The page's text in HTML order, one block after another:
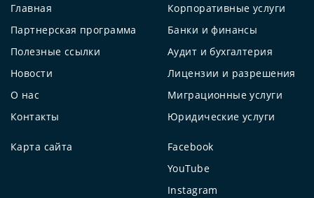
Главная
Партнерская программа
Полезные ссылки
Новости
О нас
Контакты
Корпоративные услуги
Банки и финансы
Аудит и бухгалтерия
Лицензии и разрешения
Миграционные услуги
Юридические услуги
Карта сайта
Facebook
YouTube
Instagram